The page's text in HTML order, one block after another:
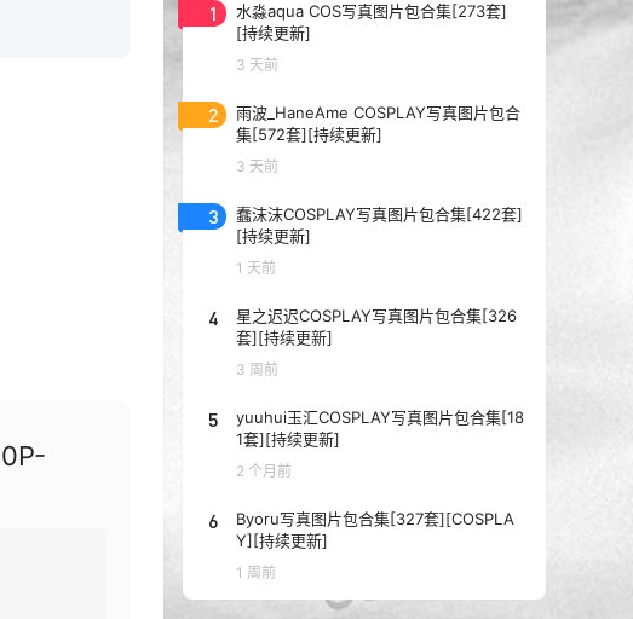
1
水淼aqua COS写真图片包合集[273套]
[持续更新]
3 天前
2
雨波_HaneAme COSPLAY写真图片包合
集[572套][持续更新]
3 天前
3
蠢沫沫COSPLAY写真图片包合集[422套]
[持续更新]
1 天前
4
星之迟迟COSPLAY写真图片包合集[326
套][持续更新]
3 周前
5
yuuhui玉汇COSPLAY写真图片包合集[18
1套][持续更新]
2 个月前
6
Byoru写真图片包合集[327套][COSPLA
Y][持续更新]
1 周前